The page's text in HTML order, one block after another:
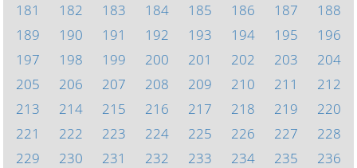
181
182 183 184 185 186 187
188
189
190 191 192 193 194 195
196
197
198 199 200 201 202 203
204
205
206 207 208 209 210 211
212
213
214 215 216 217 218 219
220
221
222 223 224 225 226 227
228
229
230 231 232 233 234 235
236